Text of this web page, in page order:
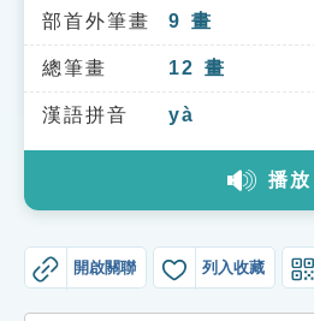
知識索引
單字索引
生命大百科索引
教學應用
貓頭鷹博士
部首外筆畫 9 畫
總筆畫 12 畫
漢語拼音 yà
播放
開啟關聯 列入收藏